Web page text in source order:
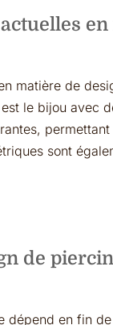
matière de
le bijou avec
sont
de
en fin